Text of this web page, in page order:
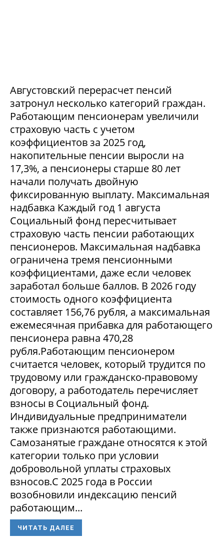
Августовский перерасчет пенсий
затронул несколько категорий граждан.
Работающим пенсионерам увеличили
страховую часть с учетом
коэффициентов за 2025 год,
накопительные пенсии выросли на
17,3%, а пенсионеры старше 80 лет
начали получать двойную
фиксированную выплату. Максимальная
надбавка Каждый год 1 августа
Социальный фонд пересчитывает
страховую часть пенсии работающих
пенсионеров. Максимальная надбавка
ограничена тремя пенсионными
коэффициентами, даже если человек
заработал больше баллов. В 2026 году
стоимость одного коэффициента
составляет 156,76 рубля, а максимальная
ежемесячная прибавка для работающего
пенсионера равна 470,28
рубля.Работающим пенсионером
считается человек, который трудится по
трудовому или гражданско-правовому
договору, а работодатель перечисляет
взносы в Социальный фонд.
Индивидуальные предприниматели
также признаются работающими.
Самозанятые граждане относятся к этой
категории только при условии
добровольной уплаты страховых
взносов.С 2025 года в России
возобновили индексацию пенсий
работающим...
ЧИТАТЬ ДАЛЕЕ